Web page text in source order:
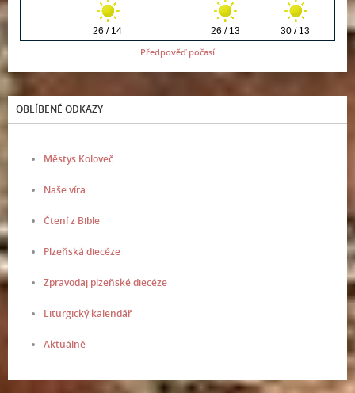
Předpověď počasí
OBLÍBENÉ ODKAZY
Městys Koloveč
Naše víra
Čtení z Bible
Plzeňská diecéze
Zpravodaj plzeňské diecéze
Liturgický kalendář
Aktuálně